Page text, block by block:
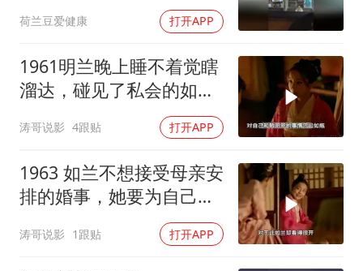
荷兰豆爱健康 打开APP
1961明兰晚上睡不着觉瞎
溜达，碰见了私会的如兰
涛哥说影 4跟贴 打开APP
1963 如兰不想接受母亲安
排的婚事，她要为自己的
涛哥说影 1跟贴 打开APP